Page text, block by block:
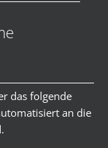
das folgende
an die